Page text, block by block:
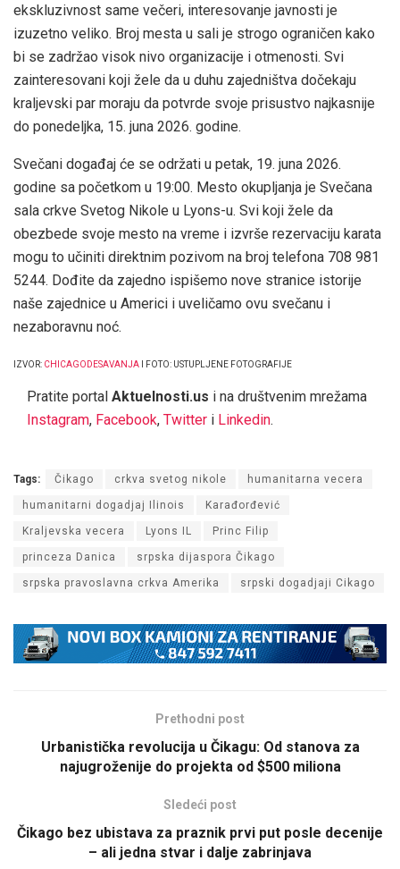
ekskluzivnost same večeri, interesovanje javnosti je
izuzetno veliko. Broj mesta u sali je strogo ograničen kako
bi se zadržao visok nivo organizacije i otmenosti. Svi
zainteresovani koji žele da u duhu zajedništva dočekaju
kraljevski par moraju da potvrde svoje prisustvo najkasnije
do ponedeljka, 15. juna 2026. godine.
Svečani događaj će se održati u petak, 19. juna 2026.
godine sa početkom u 19:00. Mesto okupljanja je Svečana
sala crkve Svetog Nikole u Lyons-u. Svi koji žele da
obezbede svoje mesto na vreme i izvrše rezervaciju karata
mogu to učiniti direktnim pozivom na broj telefona 708 981
5244. Dođite da zajedno ispišemo nove stranice istorije
naše zajednice u Americi i uveličamo ovu svečanu i
nezaboravnu noć.
IZVOR: CHICAGODESAVANJA I FOTO: USTUPLJENE FOTOGRAFIJE
Pratite portal Aktuelnosti.us i na društvenim mrežama
Instagram, Facebook, Twitter i Linkedin.
Tags: Čikago crkva svetog nikole humanitarna vecera
humanitarni dogadjaj Ilinois Karađorđević
Kraljevska vecera Lyons IL Princ Filip
princeza Danica srpska dijaspora Čikago
srpska pravoslavna crkva Amerika srpski dogadjaji Cikago
Prethodni post
Urbanistička revolucija u Čikagu: Od stanova za
najugroženije do projekta od $500 miliona
Sledeći post
Čikago bez ubistava za praznik prvi put posle decenije
– ali jedna stvar i dalje zabrinjava